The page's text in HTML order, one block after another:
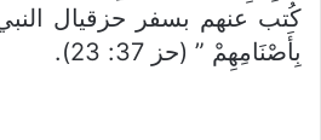
كُتب عنهم بسفر حزقيال
بِأَصْنَامِهِمْ ” (حز 37: 23).